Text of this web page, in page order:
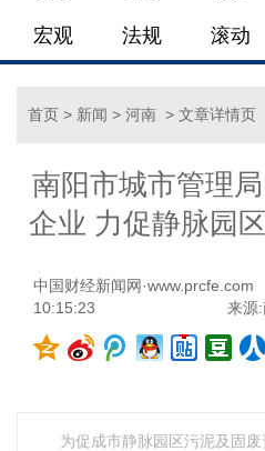
宏观 法规 滚动
首页 > 新闻 > 河南 > 文章详情页
南阳市城市管理
企业 力促静脉园
中国财经新闻网·www.prcfe.com
10:15:23
来源
为促成市静脉园区污泥及固